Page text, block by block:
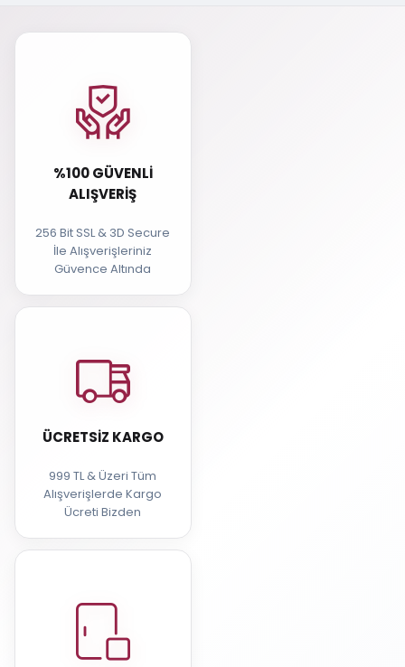
%100 GÜVENLI
ALIŞVERIŞ
256 Bit SSL & 3D Secure
İle Alışverişleriniz
Güvence Altında
ÜCRETSIZ KARGO
999 TL & Üzeri Tüm
Alışverişlerde Kargo
Ücreti Bizden